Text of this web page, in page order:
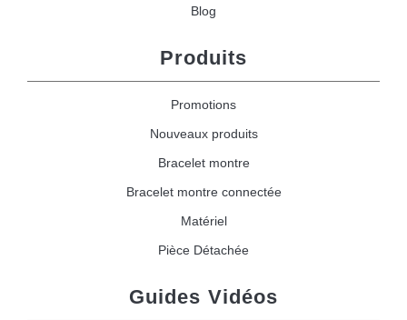
Blog
Produits
Promotions
Nouveaux produits
Bracelet montre
Bracelet montre connectée
Matériel
Pièce Détachée
Guides Vidéos